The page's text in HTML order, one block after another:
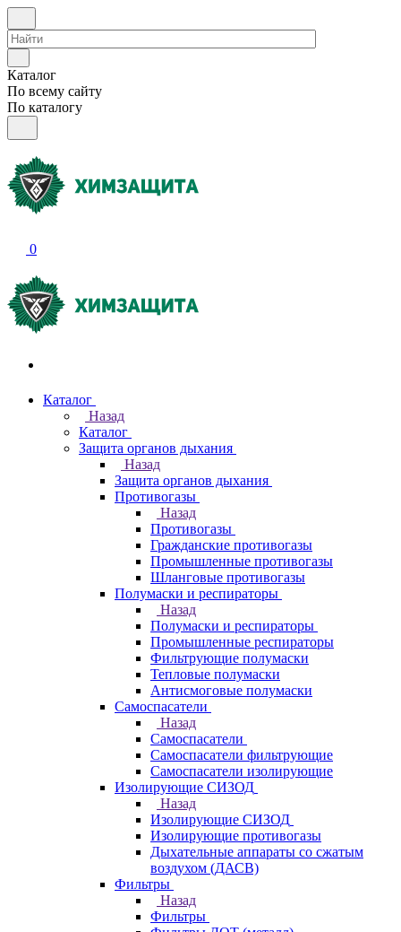
Каталог
По всему сайту
По каталогу
0
Каталог
Назад
Каталог
Защита органов дыхания
Назад
Защита органов дыхания
Противогазы
Назад
Противогазы
Гражданские противогазы
Промышленные противогазы
Шланговые противогазы
Полумаски и респираторы
Назад
Полумаски и респираторы
Промышленные респираторы
Фильтрующие полумаски
Тепловые полумаски
Антисмоговые полумаски
Самоспасатели
Назад
Самоспасатели
Самоспасатели фильтрующие
Самоспасатели изолирующие
Изолирующие СИЗОД
Назад
Изолирующие СИЗОД
Изолирующие противогазы
Дыхательные аппараты со сжатым
воздухом (ДАСВ)
Фильтры
Назад
Фильтры